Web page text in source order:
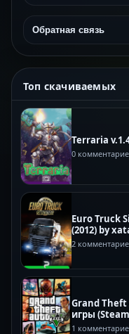
Обратная связь
Топ скачиваемых
Terraria
0
Euro Truck
(2012) by
2
Grand Theft
игры
1